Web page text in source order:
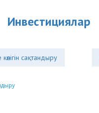
Инвестициялар
сақтандыру